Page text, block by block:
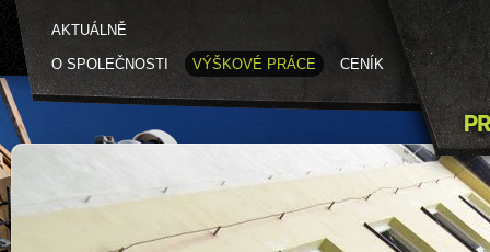
AKTUÁLNĚ
O SPOLEČNOSTI VÝŠKOVÉ PRÁCE CENÍK